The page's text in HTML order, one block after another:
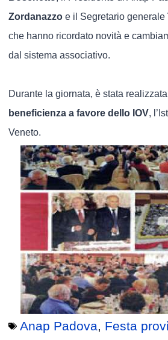
Zordanazzo e il Segretario generale
che hanno ricordato novità e
dal sistema associativo.
Durante la giornata, è stata
beneficienza a favore dello IOV,
Veneto.
Anap Padova, Festa